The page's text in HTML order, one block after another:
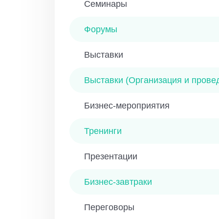
Семинары
Форумы
Выставки
Выставки (Организация и
Бизнес-мероприятия
Тренинги
Презентации
Бизнес-завтраки
Переговоры